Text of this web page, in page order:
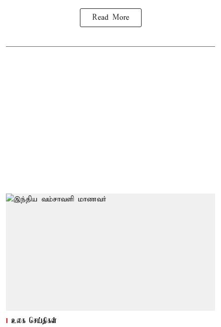
Read More
உலக செய்திகள்